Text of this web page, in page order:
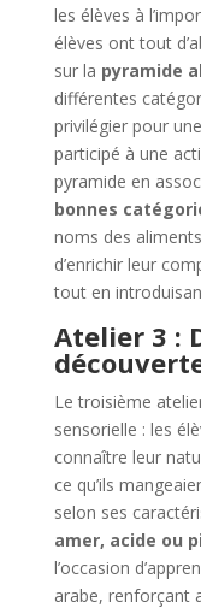
les élèves à
élèves ont tout
sur la pyramide
différentes
privilégier pour
participé à une
pyramide en
bonnes
noms des
d’enrichir leur
tout en
Atelier 3 :
Le troisième
sensorielle : les
connaître leur
ce qu’ils
selon ses
amer, acide ou
l’occasion
arabe, renforçant